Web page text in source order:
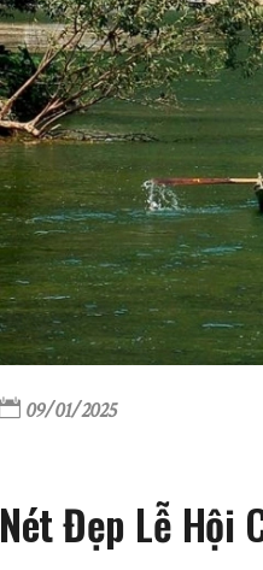
09/01/2025
Nét Đẹp Lễ Hội